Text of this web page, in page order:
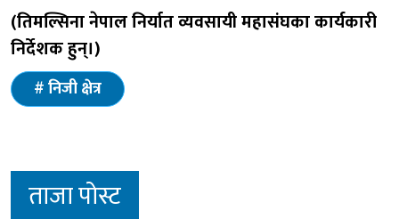
(तिमल्सिना नेपाल निर्यात व्यवसायी महासंघका कार्यकारी
निर्देशक हुन्।)
निजी क्षेत्र
ताजा पोस्ट